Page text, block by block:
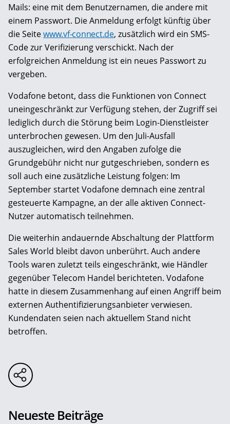
Mails: eine mit dem Benutzernamen, die andere mit
einem Passwort. Die Anmeldung erfolgt künftig über
die Seitewww.vf-connect.de, zusätzlich wird ein SMS-
Code zur Verifizierung verschickt. Nach der
erfolgreichen Anmeldung ist ein neues Passwort zu
vergeben.
Vodafone betont, dass die Funktionen von Connect
uneingeschränkt zur Verfügung stehen, der Zugriff sei
lediglich durch die Störung beim Login-Dienstleister
unterbrochen gewesen. Um den Juli-Ausfall
auszugleichen, wird den Angaben zufolge die
Grundgebühr nicht nur gutgeschrieben, sondern es
soll auch eine zusätzliche Leistung folgen: Im
September startet Vodafone demnach eine zentral
gesteuerte Kampagne, an der alle aktiven Connect-
Nutzer automatisch teilnehmen.
Die weiterhin andauernde Abschaltung der Plattform
Sales World bleibt davon unberührt. Auch andere
Tools waren zuletzt teils eingeschränkt, wie Händler
gegenüber Telecom Handel berichteten. Vodafone
hatte in diesem Zusammenhang auf einen Angriff beim
externen Authentifizierungsanbieter verwiesen.
Kundendaten seien nach aktuellem Stand nicht
betroffen.
Neueste Beiträge